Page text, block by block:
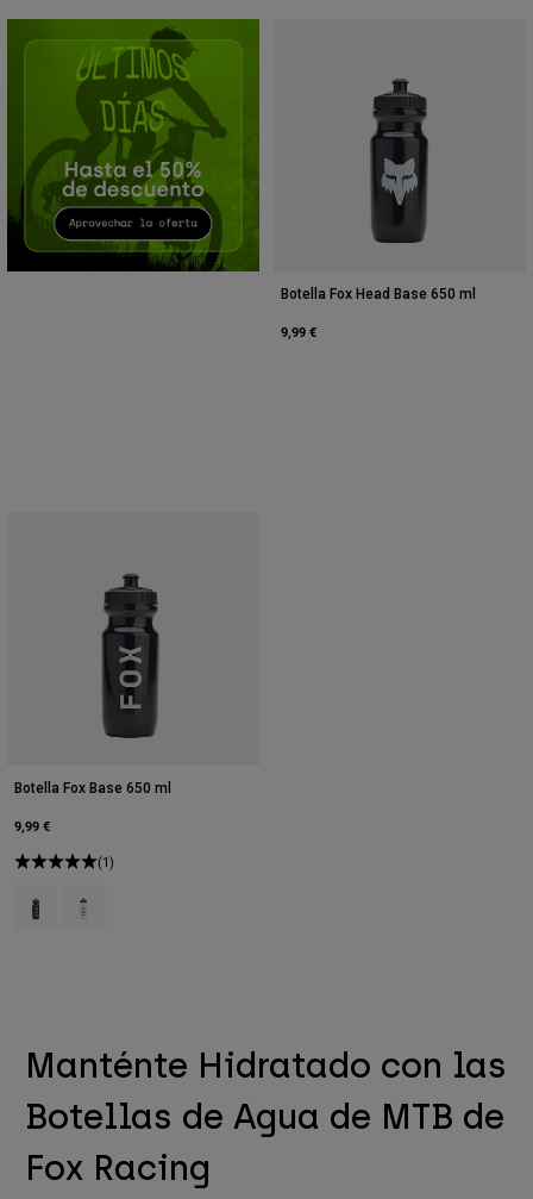
Accesorios
Ver Todo
Bolsas y Mochilas
Gorras y Gorros
Ver todo
Botella Fox Head Base 650 ml
9,99 €
Botella Fox Base 650 ml
9,99 €
(1)
Product swatch type of Negro.
Product swatch type of Claro.
Manténte Hidratado con las
Botellas de Agua de MTB de
Fox Racing